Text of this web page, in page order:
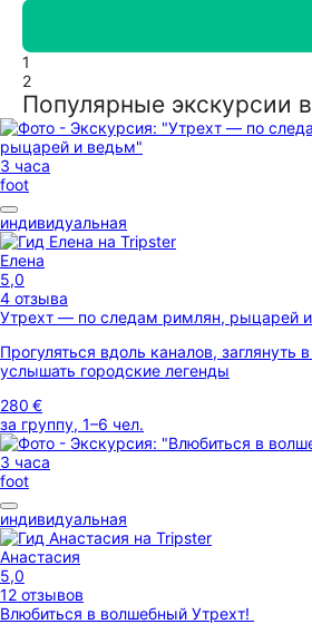
1
2
Популярные экскурсии
3 часа
foot
индивидуальная
Елена
5,0
4 отзыва
Утрехт — по следам римлян, рыцарей
Прогуляться вдоль каналов, заглянуть
услышать городские легенды
280 €
за группу, 1–6 чел.
3 часа
foot
индивидуальная
Анастасия
5,0
12 отзывов
Влюбиться в волшебный Утрехт!